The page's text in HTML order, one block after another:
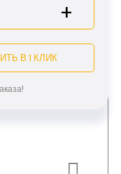
+
В 1 КЛИК